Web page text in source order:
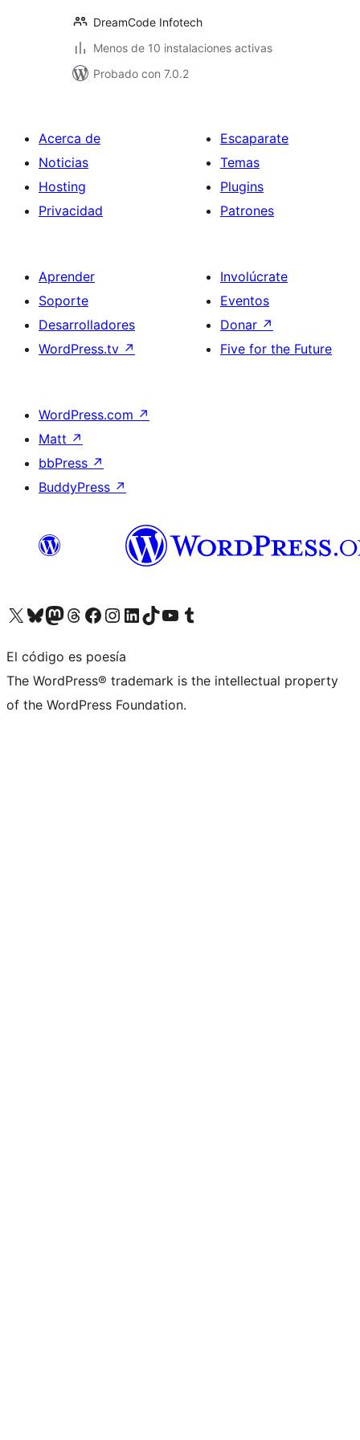
DreamCode Infotech
Menos de 10 instalaciones activas
Probado con 7.0.2
Acerca de
Noticias
Hosting
Privacidad
Escaparate
Temas
Plugins
Patrones
Aprender
Soporte
Desarrolladores
WordPress.tv ↗
Involúcrate
Eventos
Donar ↗
Five for the Future
WordPress.com ↗
Matt ↗
bbPress ↗
BuddyPress ↗
Visita nuestra cuenta de X (anteriormente Twitter)
Visita nuestra cuenta de Bluesky
Visita nuestra cuenta de Mastodon
Visita nuestra cuenta de Threads
Visita nuestra página de Facebook
Visita nuestra cuenta de Instagram
Visita nuestra cuenta de LinkedIn
Visita nuestra cuenta de TikTok
Visita nuestro canal de YouTube
Visita nuestra cuenta de Tumblr
El código es poesía
The WordPress® trademark is the intellectual property
of the WordPress Foundation.